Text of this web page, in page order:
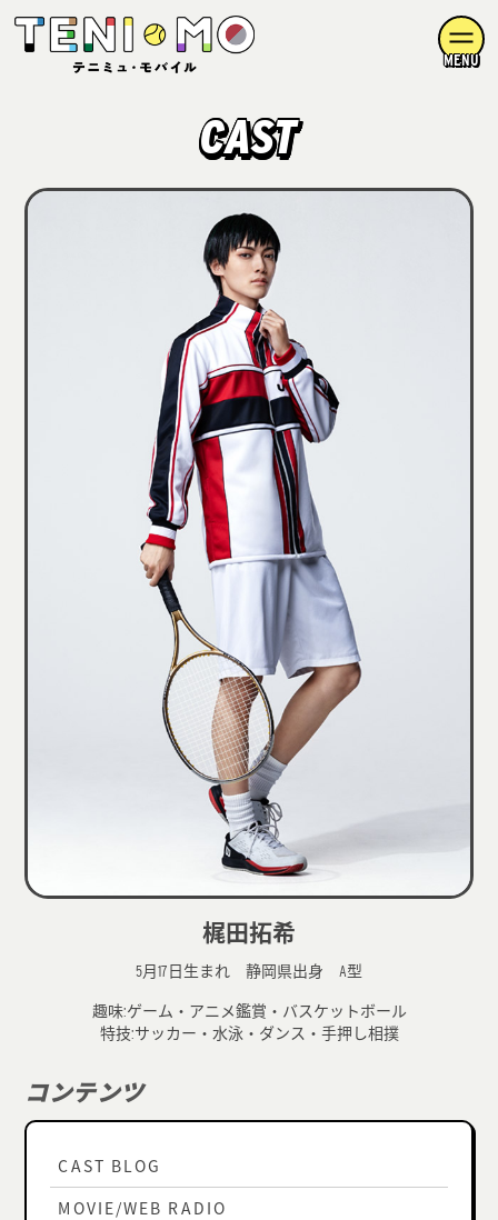
MENU
CAST
梶田拓希
5月17日生まれ 静岡県出身 A型
趣味:ゲーム・アニメ鑑賞・バスケットボール
特技:サッカー・水泳・ダンス・手押し相撲
コンテンツ
CAST BLOG
MOVIE/WEB RADIO